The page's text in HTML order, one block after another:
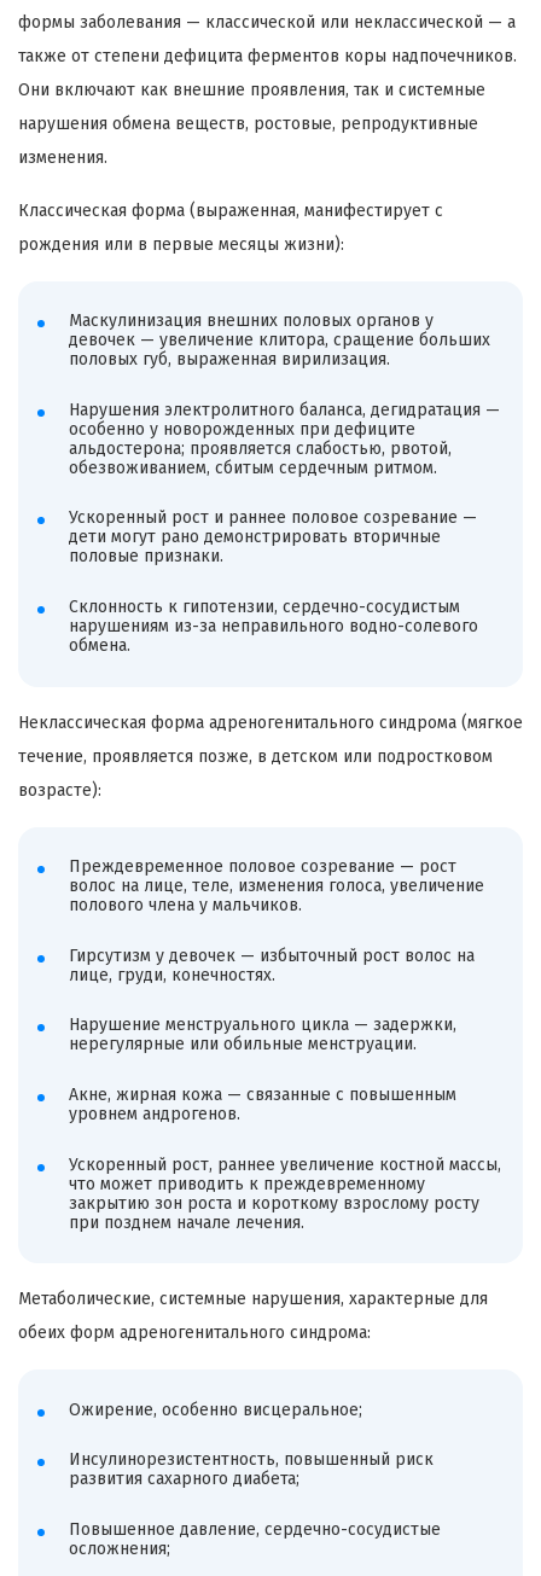
формы заболевания — классической или неклассической — а
также от степени дефицита ферментов коры надпочечников.
Они включают как внешние проявления, так и системные
нарушения обмена веществ, ростовые, репродуктивные
изменения.
Классическая форма (выраженная, манифестирует с
рождения или в первые месяцы жизни):
Маскулинизация внешних половых органов у
девочек — увеличение клитора, сращение больших
половых губ, выраженная вирилизация.
Нарушения электролитного баланса, дегидратация —
особенно у новорожденных при дефиците
альдостерона; проявляется слабостью, рвотой,
обезвоживанием, сбитым сердечным ритмом.
Ускоренный рост и раннее половое созревание —
дети могут рано демонстрировать вторичные
половые признаки.
Склонность к гипотензии, сердечно-сосудистым
нарушениям из-за неправильного водно-солевого
обмена.
Неклассическая форма адреногенитального синдрома (мягкое
течение, проявляется позже, в детском или подростковом
возрасте):
Преждевременное половое созревание — рост
волос на лице, теле, изменения голоса, увеличение
полового члена у мальчиков.
Гирсутизм у девочек — избыточный рост волос на
лице, груди, конечностях.
Нарушение менструального цикла — задержки,
нерегулярные или обильные менструации.
Акне, жирная кожа — связанные с повышенным
уровнем андрогенов.
Ускоренный рост, раннее увеличение костной массы,
что может приводить к преждевременному
закрытию зон роста и короткому взрослому росту
при позднем начале лечения.
Метаболические, системные нарушения, характерные для
обеих форм адреногенитального синдрома:
Ожирение, особенно висцеральное;
Инсулинорезистентность, повышенный риск
развития сахарного диабета;
Повышенное давление, сердечно-сосудистые
осложнения;